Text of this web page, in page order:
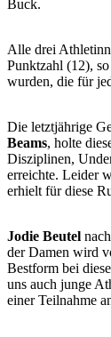
Buck.
Alle drei
Punktzahl (12),
wurden, die für
Die letztjährige
Beams, holte
Disziplinen,
erreichte. Leider
erhielt für diese
Jodie Beutel
der Damen wird
Bestform bei
uns auch junge
einer Teilnahme